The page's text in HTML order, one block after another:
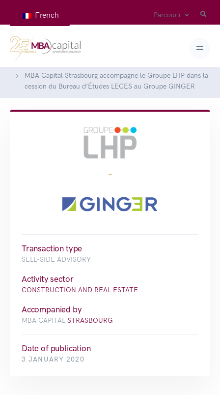
French Parcourir
MBA Capital Strasbourg accompagne le Groupe LHP dans la
cession du Bureau d’Études LECES au Groupe GINGER
-
Transaction type
SELL-SIDE ADVISORY
Activity sector
CONSTRUCTION AND REAL ESTATE
Accompanied by
MBA CAPITAL STRASBOURG
Date of publication
3 JANUARY 2020